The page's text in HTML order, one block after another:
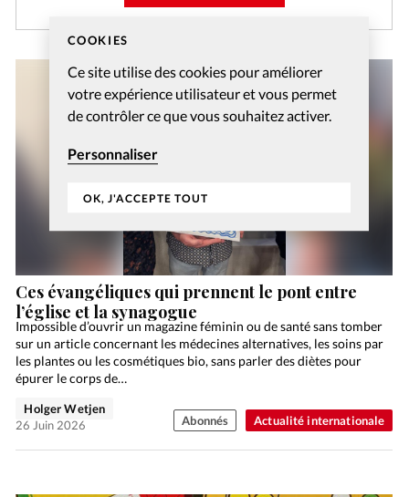
COOKIES
Ce site utilise des cookies pour améliorer
votre expérience utilisateur et vous permet
de contrôler ce que vous souhaitez activer.
Personnaliser
OK, J'ACCEPTE TOUT
Actualité internationale
Ces évangéliques qui prennent le pont entre
l’église et la synagogue
Impossible d’ouvrir un magazine féminin ou de santé sans tomber
sur un article concernant les médecines alternatives, les soins par
les plantes ou les cosmétiques bio, sans parler des diètes pour
épurer le corps de…
Holger Wetjen
26 Juin 2026
Abonnés